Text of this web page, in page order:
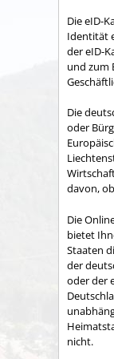
Die eID-
Identität
der eID-
und zum
Die
oder
davon,
Die
bietet
Staaten
der
oder der
nicht.